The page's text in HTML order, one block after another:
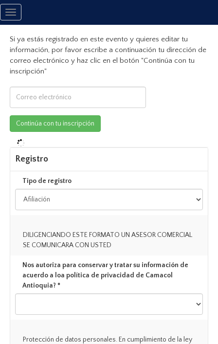
Toggle
navigation
Si ya estás registrado en este evento y quieres editar tu
información, por favor escribe a continuación tu dirección de
correo electrónico y haz clic en el botón "Continúa con tu
inscripción"
Registro
Tipo de registro
DILIGENCIANDO ESTE FORMATO UN ASESOR COMERCIAL
SE COMUNICARA CON USTED
Nos autoriza para conservar y tratar su información de
acuerdo a loa política de privacidad de Camacol
Antioquia? *
Protección de datos personales. En cumplimiento de la ley